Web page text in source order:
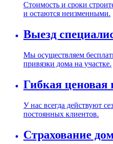
Стоимость и сроки
и остаются неизменными.
Выезд
Мы осуществляем
привязки дома на участке.
Гибкая ценовая
У нас всегда действуют
постоянных клиентов.
Страхование